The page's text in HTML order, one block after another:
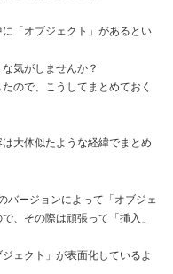
「オブジェクト」があるとい
気がしませんか？
ので、こうしてまとめておく
大体似たような経緯でまとめ
バージョンによって「オブジェ
、その際は頑張って「挿入」
ェクト」が表面化しているよ